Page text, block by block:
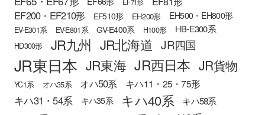
EF200・EF210形
EF510形 EH200形 EH500・EH800形
EV-E301系 EV-E801系 GV-E400系 H100形 HB-E300系
HD300形 JR九州 JR北海道 JR四国
JR東日本 JR東海 JR西日本 JR貨物
YC1系 オハ35系 オハ50系 キハ11・25・75形
キハ31・54系 キハ35系 キハ40系 キハ58系